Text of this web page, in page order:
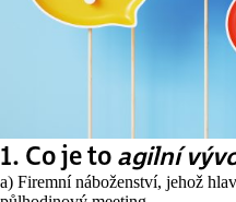
1. Co je toagilní
a) Firemní náboženství, jehož